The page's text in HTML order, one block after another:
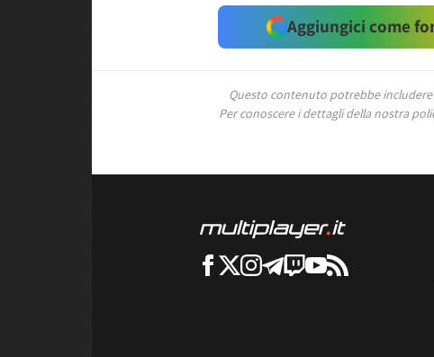
Aggiungici come
Questo contenuto potrebbe
Per conoscere i dettagli della nostra